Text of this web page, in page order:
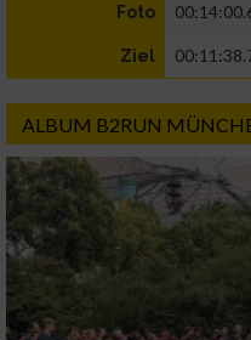
Foto
Ziel
ALBUM B2RUN